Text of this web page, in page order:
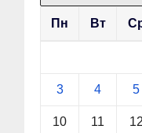
Пн Вт
3 4 5
10 11 12